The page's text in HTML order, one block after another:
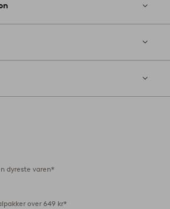
dyreste varen*
over 649 kr*